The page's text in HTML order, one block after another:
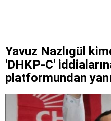
Yavuz Nazlıgül
'DHKP-C'
platformundan